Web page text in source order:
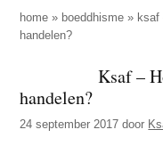
p
d
z
e
i
n
n
d
home » boeddhisme » ksaf
handelen?
Ksaf –
handelen?
24 september 2017 door